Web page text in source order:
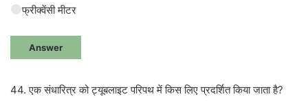
फ्रीक्वेंसी मीटर
Answer
44. एक संधारित्र को ट्यूबलाइट परिपथ में किस लिए प्रदर्शित किया जाता है?